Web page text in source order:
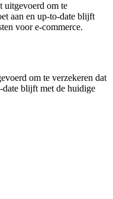
uitgevoerd om te
aan en up-to-date blijft
voor e-commerce.
om te verzekeren dat
date blijft met de huidige